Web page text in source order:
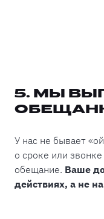
5. МЫ
У нас не бывает
о сроке или
обещание. Ваше
действиях, а не